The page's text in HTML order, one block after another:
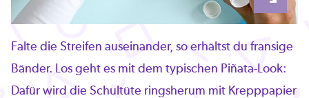
Falte die Streifen auseinander, so erhältst du fransige
Bänder. Los geht es mit dem typischen Piñata-Look:
Dafür wird die Schultüte ringsherum mit Krepppapier